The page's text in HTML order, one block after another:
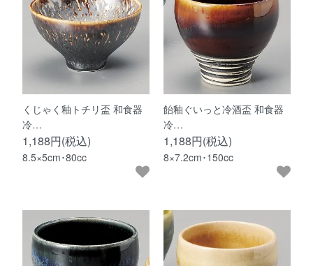
くじゃく釉トチリ盃 和食器
冷…
1,188円(税込)
8.5×5cm･80cc
飴釉ぐいっと冷酒盃 和食器
冷…
1,188円(税込)
8×7.2cm･150cc